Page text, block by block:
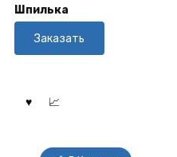
Шпилька
Заказать